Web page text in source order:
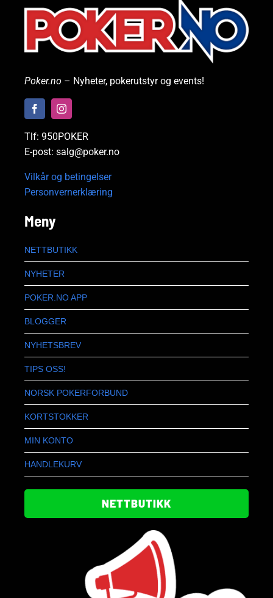
Poker.no – Nyheter, pokerutstyr og events!
Tlf: 950POKER
E-post: salg@poker.no
Vilkår og betingelser
Personvernerklæring
Meny
NETTBUTIKK
NYHETER
POKER.NO APP
BLOGGER
NYHETSBREV
TIPS OSS!
NORSK POKERFORBUND
KORTSTOKKER
MIN KONTO
HANDLEKURV
NETTBUTIKK